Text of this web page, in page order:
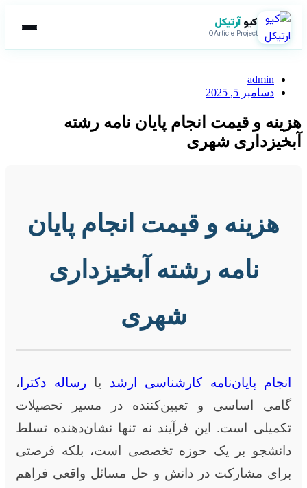
کیوآرتیکل
QArticle Project
admin
دسامبر 5, 2025
هزینه و قیمت انجام پایان نامه رشته
آبخیزداری شهری
هزینه و قیمت انجام پایان
نامه رشته آبخیزداری
شهری
انجام پایان‌نامه کارشناسی ارشد یا رساله دکترا ،
گامی اساسی و تعیین‌کننده در مسیر تحصیلات
تکمیلی است. این فرآیند نه تنها نشان‌دهنده تسلط
دانشجو بر یک حوزه تخصصی است، بلکه فرصتی
برای مشارکت در دانش و حل مسائل واقعی فراهم